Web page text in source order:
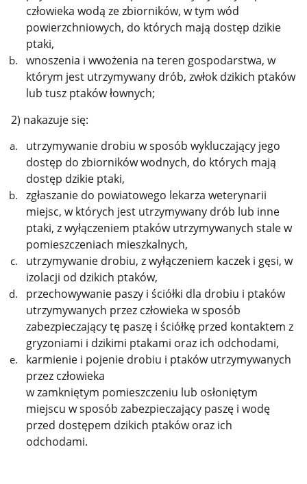
człowieka wodą ze zbiorników, w tym wód
powierzchniowych, do których mają dostęp dzikie
ptaki,
wnoszenia i wwożenia na teren gospodarstwa, w
którym jest utrzymywany drób, zwłok dzikich ptaków
lub tusz ptaków łownych;
2) nakazuje się:
utrzymywanie drobiu w sposób wykluczający jego
dostęp do zbiorników wodnych, do których mają
dostęp dzikie ptaki,
zgłaszanie do powiatowego lekarza weterynarii
miejsc, w których jest utrzymywany drób lub inne
ptaki, z wyłączeniem ptaków utrzymywanych stale w
pomieszczeniach mieszkalnych,
utrzymywanie drobiu, z wyłączeniem kaczek i gęsi, w
izolacji od dzikich ptaków,
przechowywanie paszy i ściółki dla drobiu i ptaków
utrzymywanych przez człowieka w sposób
zabezpieczający tę paszę i ściółkę przed kontaktem z
gryzoniami i dzikimi ptakami oraz ich odchodami,
karmienie i pojenie drobiu i ptaków utrzymywanych
przez człowieka
w zamkniętym pomieszczeniu lub osłoniętym
miejscu w sposób zabezpieczający paszę i wodę
przed dostępem dzikich ptaków oraz ich
odchodami.